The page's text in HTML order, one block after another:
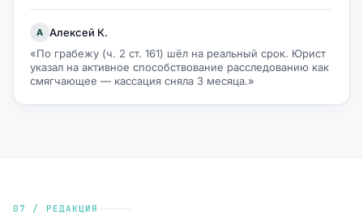
А Алексей К.
«По грабежу (ч. 2 ст. 161) шёл на реальный срок. Юрист
указал на активное способствование расследованию как
смягчающее — кассация сняла 3 месяца.»
07 / РЕДАКЦИЯ